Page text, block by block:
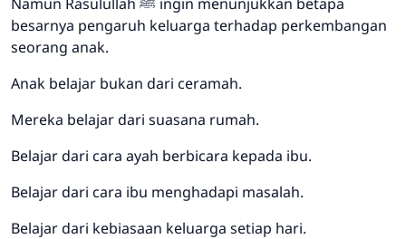
besarnya pengaruh keluarga terhadap perkembangan
seorang anak.
Anak belajar bukan dari ceramah.
Mereka belajar dari suasana rumah.
Belajar dari cara ayah berbicara kepada ibu.
Belajar dari cara ibu menghadapi masalah.
Belajar dari kebiasaan keluarga setiap hari.